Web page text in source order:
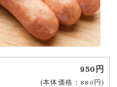
950円
(本体価格：880円)